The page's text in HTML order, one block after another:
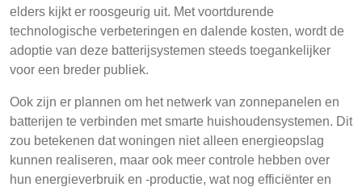
elders kijkt er roosgeurig uit. Met voortdurende
technologische verbeteringen en dalende kosten, wordt de
adoptie van deze batterijsystemen steeds toegankelijker
voor een breder publiek.
Ook zijn er plannen om het netwerk van zonnepanelen en
batterijen te verbinden met smarte huishoudensystemen. Dit
zou betekenen dat woningen niet alleen energieopslag
kunnen realiseren, maar ook meer controle hebben over
hun energieverbruik en -productie, wat nog efficiënter en